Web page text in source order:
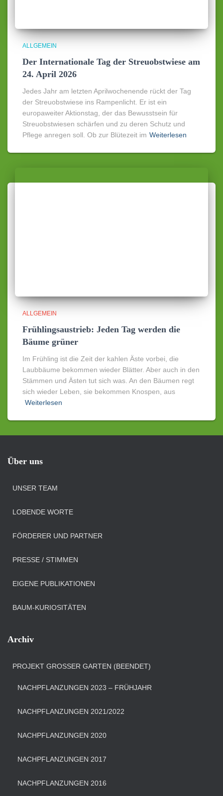
ALLGEMEIN
Der Internationale Tag der Streuobstwiese am
24. April 2026
Jedes Jahr am letzten Aprilwochenende rückt der Tag
der Streuobstwiese ins Rampenlicht. Er ist ein
europaweiter Aktionstag, der das Bewusstsein für
Streuobstwiesen schärfen und zu deren Schutz und
Pflege anregen soll. Ob zur Blütezeit im Weiterlesen
ALLGEMEIN
Frühlingsaustrieb: Jeden Tag werden die
Bäume grüner
Im Frühling ist die Zeit der kahlen Äste vorbei, die
Laubbäume bekommen wieder Blätter. Aber auch in den
Stämmen und Ästen tut sich was. An den Bäumen regt
sich wieder Leben, sie bekommen Knospen, aus
Weiterlesen
Über uns
UNSER TEAM
LOBENDE WORTE
FÖRDERER UND PARTNER
PRESSE / STIMMEN
EIGENE PUBLIKATIONEN
BAUM-KURIOSITÄTEN
Archiv
PROJEKT GROSSER GARTEN (BEENDET)
NACHPFLANZUNGEN 2023 – FRÜHJAHR
NACHPFLANZUNGEN 2021/2022
NACHPFLANZUNGEN 2020
NACHPFLANZUNGEN 2017
NACHPFLANZUNGEN 2016